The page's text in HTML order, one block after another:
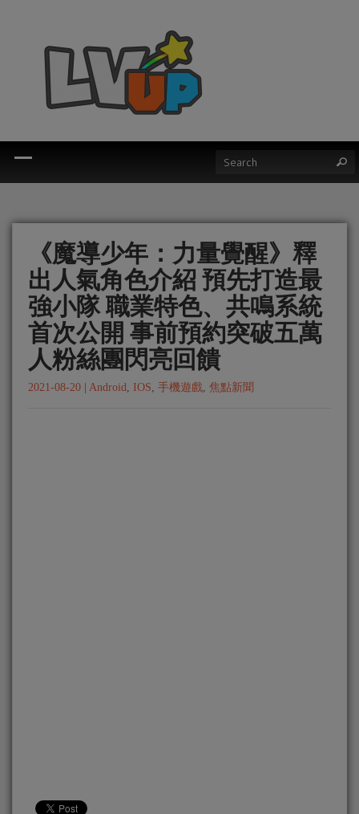
《魔導少年：力量覺醒》釋
出人氣角色介紹 預先打造最
強小隊 職業特色、共鳴系統
首次公開 事前預約突破五萬
人粉絲團閃亮回饋
2021-08-20 Android, IOS, 手機遊戲, 焦點新聞